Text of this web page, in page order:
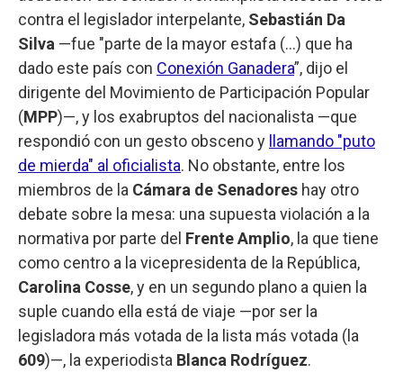
contra el legislador interpelante, Sebastián Da
Silva —fue "parte de la mayor estafa (...) que ha
dado este país con Conexión Ganadera”, dijo el
dirigente del Movimiento de Participación Popular
(MPP)—, y los exabruptos del nacionalista —que
respondió con un gesto obsceno y
llamando "puto
de mierda" al oficialista. No obstante, entre los
miembros de la Cámara de Senadores hay otro
debate sobre la mesa: una supuesta violación a la
normativa por parte del Frente Amplio, la que tiene
como centro a la vicepresidenta de la República,
Carolina Cosse, y en un segundo plano a quien la
suple cuando ella está de viaje —por ser la
legisladora más votada de la lista más votada (la
609)—, la experiodista Blanca Rodríguez.